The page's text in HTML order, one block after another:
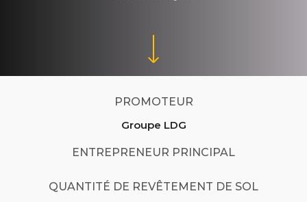
PROMOTEUR
Groupe LDG
ENTREPRENEUR PRINCIPAL
QUANTITÉ DE REVÊTEMENT DE SOL